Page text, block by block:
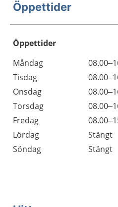
Öppettider
Öppettider
Dag
Öppettider
Kommentarer
Måndag
Tisdag
Onsdag
Torsdag
Fredag
Lördag
Stängt
Söndag
Stängt